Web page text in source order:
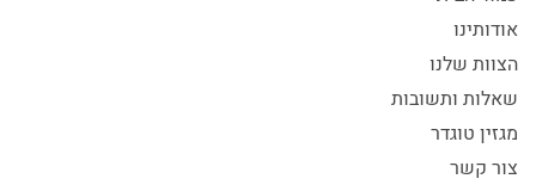
אודותינו
הצוות שלנו
שאלות ותשובות
מגזין טוגדר
צור קשר